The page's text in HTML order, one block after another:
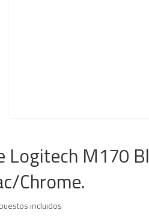
Logitech M170
Chrome.
incluidos